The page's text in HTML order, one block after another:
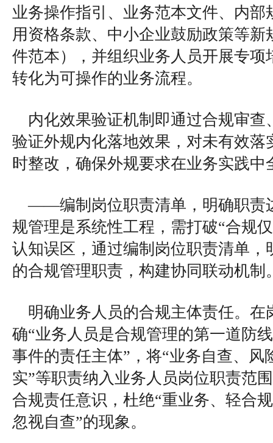
业务操作指引、业务范本文件、内部
用资格条款、中小企业鼓励政策等新
件范本），并组织业务人员开展专项
转化为可操作的业务流程。
内化效果验证机制即通过合规审查
验证外规内化落地效果，对未有效落
时整改，确保外规要求在业务实践中
——编制岗位职责清单，明确职责
规管理是系统性工程，需打破“合规
认知误区，通过编制岗位职责清单，
的合规管理职责，构建协同联动机制
明确业务人员的合规主体责任。在
确“业务人员是合规管理的第一道防
事件的责任主体”，将“业务自查、风
实”等职责纳入业务人员岗位职责范
合规责任意识，杜绝“重业务、轻合
忽视自查”的现象。